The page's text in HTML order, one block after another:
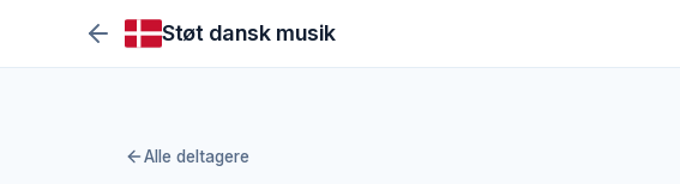
Støt dansk musik
Alle deltagere